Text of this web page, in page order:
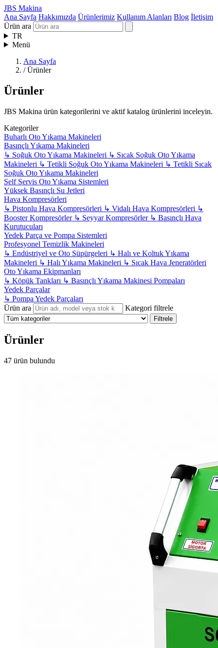
JBS Makina
Ana Sayfa Hakkımızda Ürünlerimiz Kullanım Alanları Blog İletişim
Ürün ara
TR
Menü
Ana Sayfa
/ Ürünler
Ürünler
JBS Makina ürün kategorilerini ve aktif katalog ürünlerini inceleyin.
Kategoriler
Buharlı Oto Yıkama Makineleri
Basınçlı Yıkama Makineleri
↳ Soğuk Oto Yıkama Makineleri ↳ Sıcak Soğuk Oto Yıkama
Makineleri ↳ Tetikli Soğuk Oto Yıkama Makineleri ↳ Tetikli Sıcak
Soğuk Oto Yıkama Makineleri
Self Servis Oto Yıkama Sistemleri
Yüksek Basınçlı Su Jetleri
Hava Kompresörleri
↳ Pistonlu Hava Kompresörleri ↳ Vidalı Hava Kompresörleri ↳
Booster Kompresörler ↳ Seyyar Kompresörler ↳ Basınçlı Hava
Kurutucuları
Yedek Parça ve Pompa Sistemleri
Profesyonel Temizlik Makineleri
↳ Endüstriyel ve Oto Süpürgeleri ↳ Halı ve Koltuk Yıkama
Makineleri ↳ Halı Yıkama Makineleri ↳ Sıcak Hava Jeneratörleri
Oto Yıkama Ekipmanları
↳ Köpük Tankları ↳ Basınçlı Yıkama Makinesi Pompaları
Yedek Parçalar
↳ Pompa Yedek Parçaları
Ürün ara
Kategori filtrele
Filtrele
Ürünler
47 ürün bulundu